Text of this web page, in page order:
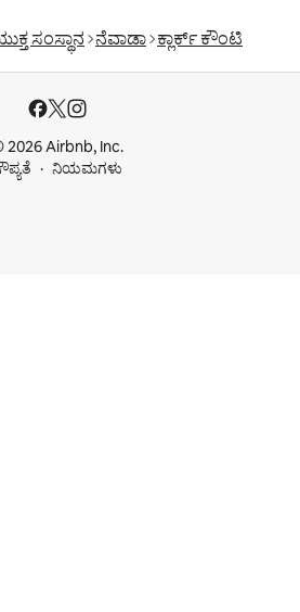
ಸಂಸ್ಥಾನ ನೆವಾಡಾ ಕ್ಲಾರ್ಕ್ ಕೌಂಟಿ
2026 Airbnb, Inc.
ನಿಯಮಗಳು